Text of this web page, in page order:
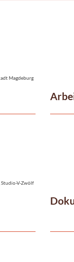
Magdeburg
V-Zwölf